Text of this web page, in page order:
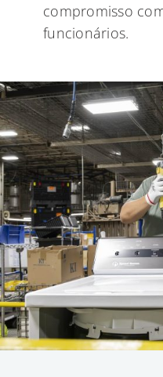
compromisso
funcionários.